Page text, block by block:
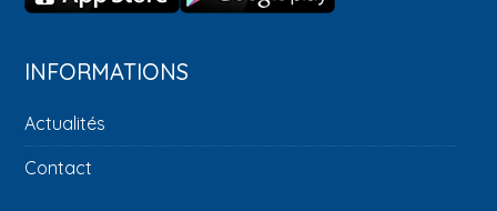
INFORMATIONS
Actualités
Contact